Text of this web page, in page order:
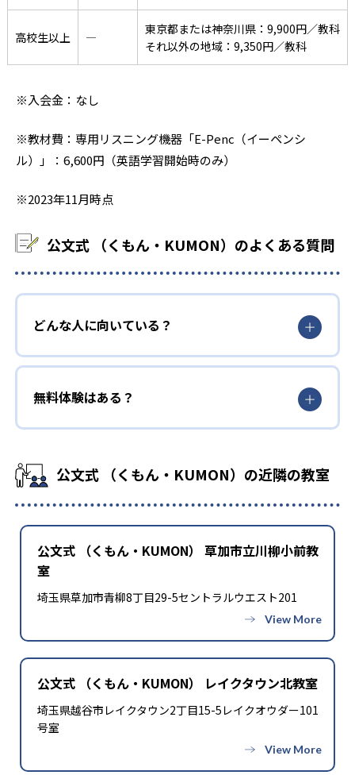
高校生以上 ―
東京都または神奈川県：9,900円／教科
それ以外の地域：9,350円／教科
※入会金：なし
※教材費：専用リスニング機器「E-Penc（イーペンシ
ル）」：6,600円（英語学習開始時のみ）
※2023年11月時点
公文式 （くもん・KUMON）のよくある質問
どんな人に向いている？
無料体験はある？
公文式 （くもん・KUMON）の近隣の教室
公文式 （くもん・KUMON） 草加市立川柳小前教
室
埼玉県草加市青柳8丁目29-5セントラルウエスト201
公文式 （くもん・KUMON） レイクタウン北教室
埼玉県越谷市レイクタウン2丁目15-5レイクオウダー101
号室